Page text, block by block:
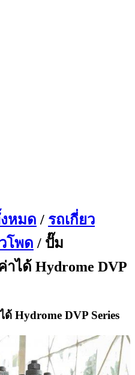
หมด / รถเกี่ยว
โพด / ปั๊ม
ได้ Hydrome DVP
Hydrome DVP Series